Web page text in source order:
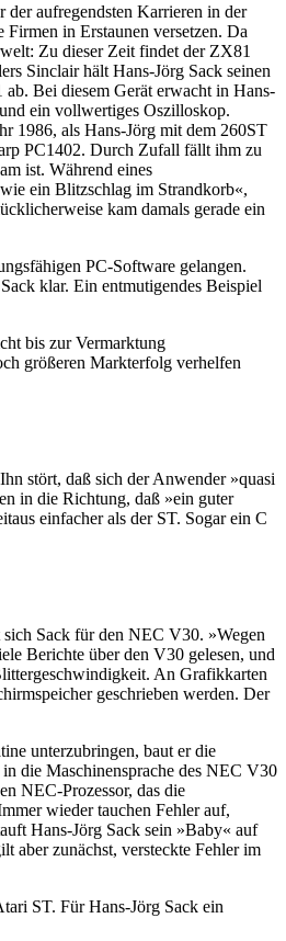
aufregendsten Karrieren in der
in Erstaunen versetzen. Da
Zu dieser Zeit findet der ZX81
Sinclair hält Hans-Jörg Sack seinen
Bei diesem Gerät erwacht in Hans-
ein vollwertiges Oszilloskop.
1986, als Hans-Jörg mit dem 260ST
PC1402. Durch Zufall fällt ihm zu
ist. Während eines
ein Blitzschlag im Strandkorb«,
kam damals gerade ein
PC-Software gelangen.
klar. Ein entmutigendes Beispiel
bis zur Vermarktung
größeren Markterfolg verhelfen
stört, daß sich der Anwender »quasi
in die Richtung, daß »ein guter
einfacher als der ST. Sogar ein C
sich Sack für den NEC V30. »Wegen
Berichte über den V30 gelesen, und
An Grafikkarten
geschrieben werden. Der
unterzubringen, baut er die
die Maschinensprache des NEC V30
NEC-Prozessor, das die
wieder tauchen Fehler auf,
Hans-Jörg Sack sein »Baby« auf
aber zunächst, versteckte Fehler im
ST. Für Hans-Jörg Sack ein